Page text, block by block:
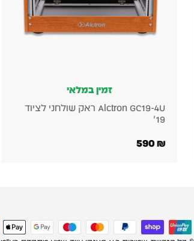
זמין במלאי
Alctron GC19-4U ראק שולחני לציוד
19״
₪
590